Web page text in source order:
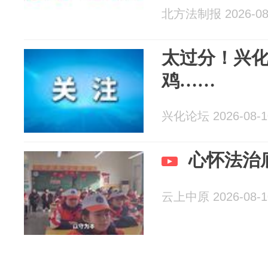
北方法制报 2026-
太过分！兴
鸡……
兴化论坛 2026-08-
心怀法治
云上中原 2026-08-